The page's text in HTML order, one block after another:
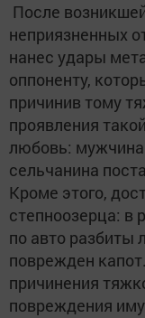
После
неприязненных
нанес удары
оппоненту,
причинив тому
проявления
любовь:
сельчанина
Кроме этого,
степноозерца: в
по авто разбиты
поврежден
причинения
повреждения